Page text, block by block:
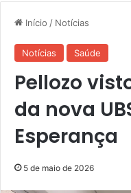
Início / Notícias
Notícias Saúde
Pellozo
da nova
Esperança
5 de maio de 2026